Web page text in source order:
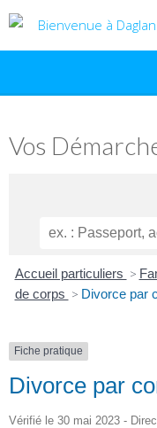
Vos
Accueil particuliers >
de corps > Divorce par
Fiche pratique
Divorce par
Vérifié le 30 mai 2023 -